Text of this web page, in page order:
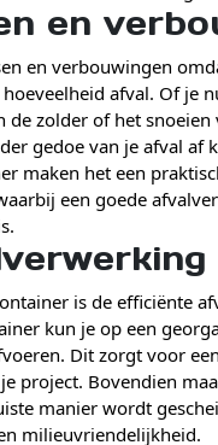
en
en verbouwingen
afval. Of je
zolder of het snoeien
gedoe van je afval af
maken het een
een goede
is de efficiënte
kun je op een
Dit zorgt voor
project. Bovendien
manier wordt
milieuvriendelijkheid.